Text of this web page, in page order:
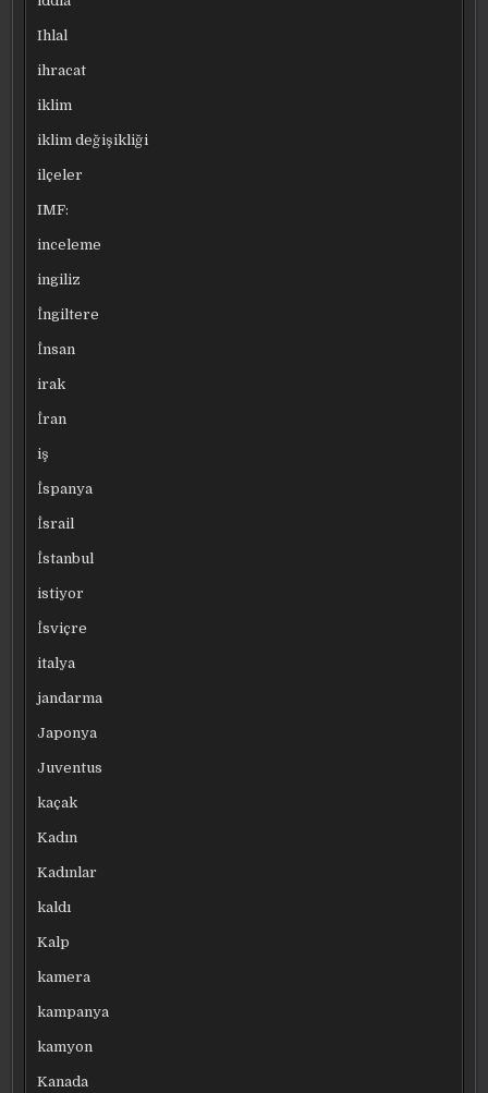
Ihlal
ihracat
iklim
iklim değişikliği
ilçeler
IMF:
inceleme
ingiliz
İngiltere
İnsan
irak
İran
iş
İspanya
İsrail
İstanbul
istiyor
İsviçre
italya
jandarma
Japonya
Juventus
kaçak
Kadın
Kadınlar
kaldı
Kalp
kamera
kampanya
kamyon
Kanada